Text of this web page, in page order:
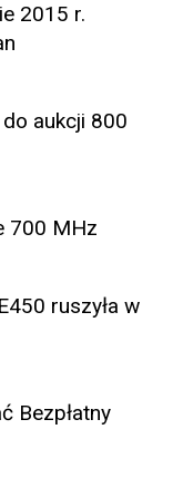
2015 r.
aukcji 800
700 MHz
ruszyła w
Bezpłatny